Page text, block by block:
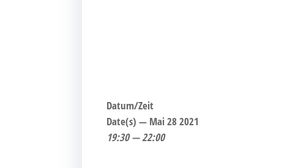
Datum/Zeit
Date(s) — Mai 28 2021
19:30 — 22:00